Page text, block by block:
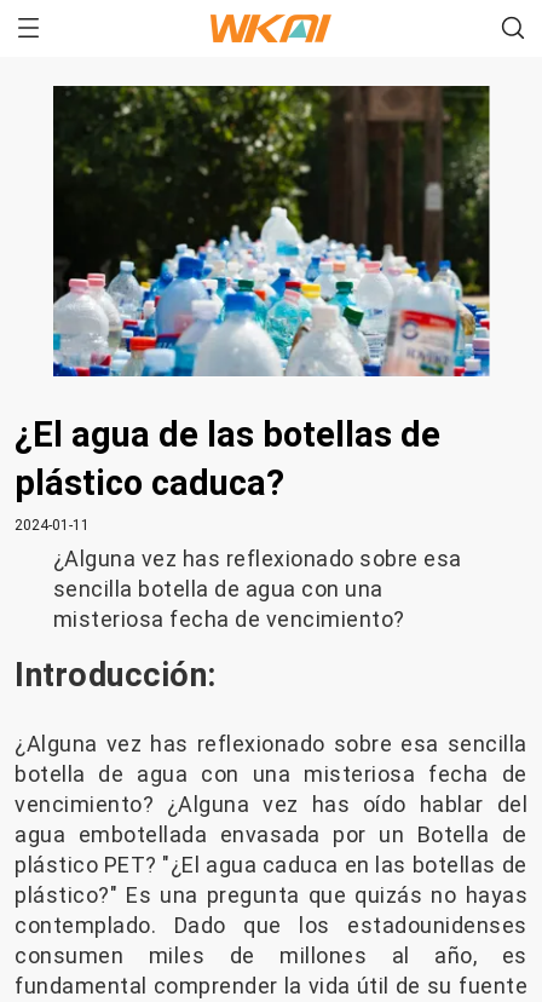
¿El agua de las botellas de
plástico caduca?
2024-01-11
¿Alguna vez has reflexionado sobre esa
sencilla botella de agua con una
misteriosa fecha de vencimiento?
Introducción:
¿Alguna vez has reflexionado sobre esa sencilla
botella de agua con una misteriosa fecha de
vencimiento? ¿Alguna vez has oído hablar del
agua embotellada envasada por un Botella de
plástico PET? "¿El agua caduca en las botellas de
plástico?" Es una pregunta que quizás no hayas
contemplado. Dado que los estadounidenses
consumen miles de millones al año, es
fundamental comprender la vida útil de su fuente